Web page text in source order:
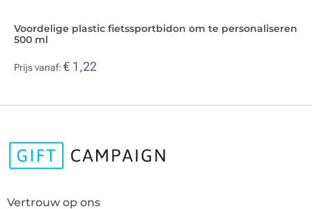
Voordelige plastic fietssportbidon om te personaliseren
500 ml
Prijs vanaf: € 1,22
Vertrouw op ons